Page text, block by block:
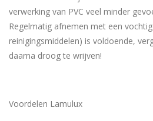
verwerking van PVC veel minder
Regelmatig afnemen met een
reinigingsmiddelen) is voldoende,
daarna droog te wrijven!
Voordelen Lamulux